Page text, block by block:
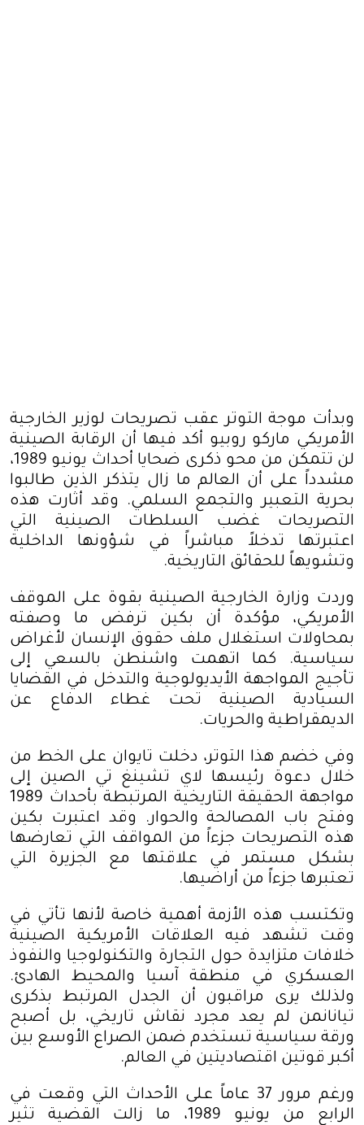
وبدأت موجة التوتر عقب تصريحات لوزير الخارجية
الأمريكي ماركو روبيو أكد فيها أن الرقابة الصينية
لن تتمكن من محو ذكرى ضحايا أحداث يونيو 1989،
مشدداً على أن العالم ما زال يتذكر الذين طالبوا
بحرية التعبير والتجمع السلمي. وقد أثارت هذه
التصريحات غضب السلطات الصينية التي
اعتبرتها تدخلاً مباشراً في شؤونها الداخلية
وتشويهاً للحقائق التاريخية.
وردت وزارة الخارجية الصينية بقوة على الموقف
الأمريكي، مؤكدة أن بكين ترفض ما وصفته
بمحاولات استغلال ملف حقوق الإنسان لأغراض
سياسية. كما اتهمت واشنطن بالسعي إلى
تأجيج المواجهة الأيديولوجية والتدخل في القضايا
السيادية الصينية تحت غطاء الدفاع عن
الديمقراطية والحريات.
وفي خضم هذا التوتر، دخلت تايوان على الخط من
خلال دعوة رئيسها لاي تشينغ تي الصين إلى
مواجهة الحقيقة التاريخية المرتبطة بأحداث 1989
وفتح باب المصالحة والحوار. وقد اعتبرت بكين
هذه التصريحات جزءاً من المواقف التي تعارضها
بشكل مستمر في علاقتها مع الجزيرة التي
تعتبرها جزءاً من أراضيها.
وتكتسب هذه الأزمة أهمية خاصة لأنها تأتي في
وقت تشهد فيه العلاقات الأمريكية الصينية
خلافات متزايدة حول التجارة والتكنولوجيا والنفوذ
العسكري في منطقة آسيا والمحيط الهادئ.
ولذلك يرى مراقبون أن الجدل المرتبط بذكرى
تيانانمن لم يعد مجرد نقاش تاريخي، بل أصبح
ورقة سياسية تستخدم ضمن الصراع الأوسع بين
أكبر قوتين اقتصاديتين في العالم.
ورغم مرور 37 عاماً على الأحداث التي وقعت في
الرابع من يونيو 1989، ما زالت القضية تثير